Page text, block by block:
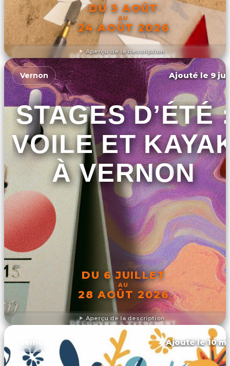
Aperçu de la description
DU 3 AOÛT
AU
24 AOÛT 2026
DÉCOUVRIR L'ÉVÉNEMENT
Aperçu de la description
Vernon Ajouté le 9
STAGES D’ÉTÉ :
VOILE ET
À VERNON
DU 6 JUILLET
AU
28 AOÛT 2026
DÉCOUVRIR L'ÉVÉNEMENT
Vernon Ajouté le 10